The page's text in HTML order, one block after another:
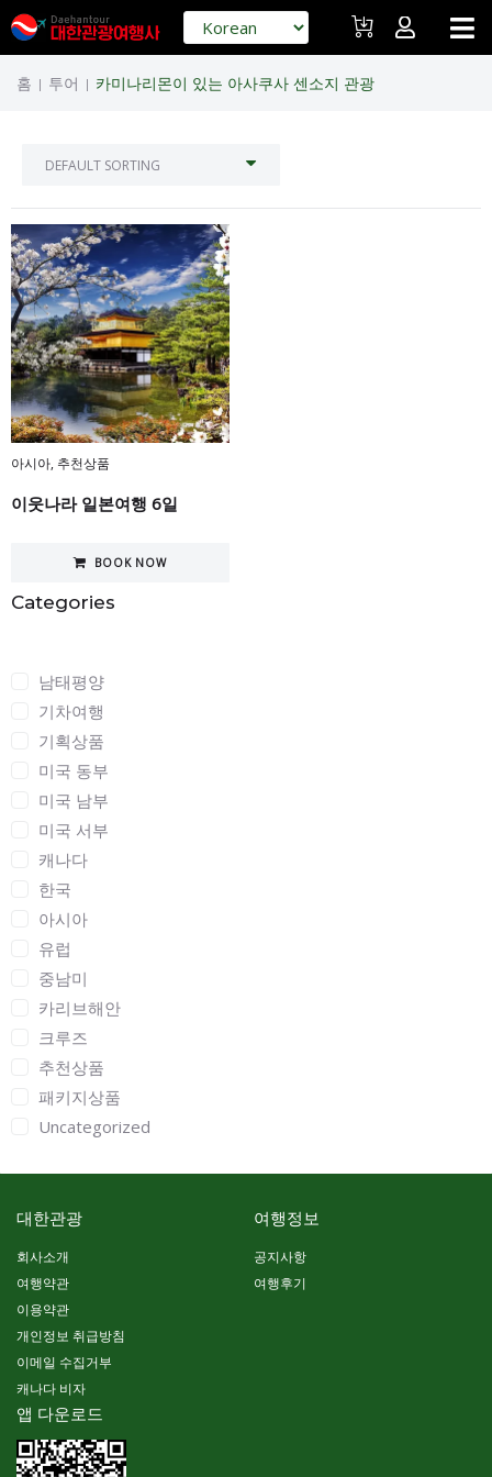
홈 | 투어 | 카미나리몬이 있는 아사쿠사 센소지 관광
Categories
남태평양
기차여행
기획상품
미국 동부
미국 남부
미국 서부
캐나다
한국
아시아
유럽
중남미
카리브해안
크루즈
추천상품
패키지상품
Uncategorized
아시아, 추천상품
이웃나라 일본여행 6일
BOOK NOW
대한관광
회사소개
여행약관
이용약관
개인정보 취급방침
이메일 수집거부
캐나다 비자
여행정보
공지사항
여행후기
앱 다운로드